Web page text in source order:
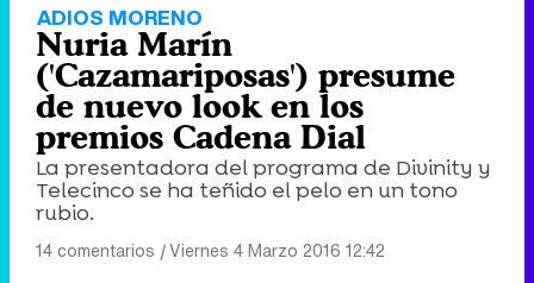
ADIOS MORENO
Nuria Marín
('Cazamariposas') presume
de nuevo look en los
premios Cadena Dial
La presentadora del programa de Divinity y
Telecinco se ha teñido el pelo en un tono
rubio.
14 comentarios |Viernes 4 Marzo 2016 12:42